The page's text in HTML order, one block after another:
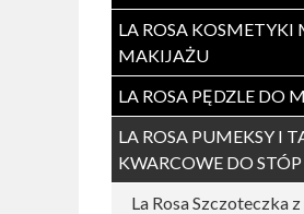
LA ROSA KOSMETYKI
MAKIJAŻU
LA ROSA PĘDZLE DO
LA ROSA PUMEKSY I
KWARCOWE DO STÓP
La Rosa Szczoteczka